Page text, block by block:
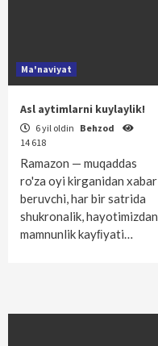
Ma'naviyat
Asl aytimlarni kuylaylik!
6 yil oldin Behzod
14 618
Ramazon — muqaddas
ro'za oyi kirganidan xabar
beruvchi, har bir satrida
shukronalik, hayotimizdan
mamnunlik kayﬁyati…